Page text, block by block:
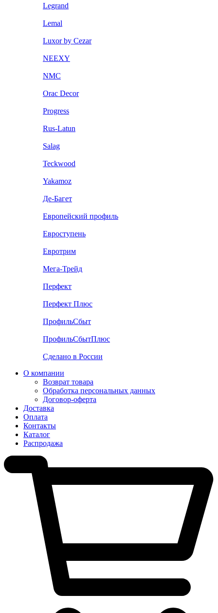
Legrand
Lemal
Luxor by Cezar
NEEXY
NMC
Orac Decor
Progress
Rus-Latun
Salag
Teckwood
Yakamoz
Де-Багет
Европейский профиль
Евроступень
Евротрим
Мега-Трейд
Перфект
Перфект Плюс
ПрофильСбыт
ПрофильСбытПлюс
Сделано в России
О компании
Возврат товара
Обработка персональных данных
Договор-оферта
Доставка
Оплата
Контакты
Каталог
Распродажа